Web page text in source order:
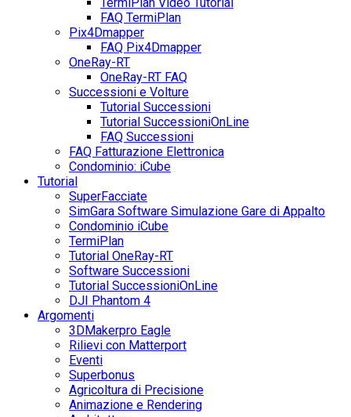
FAQ TermiPlan
Pix4Dmapper
FAQ Pix4Dmapper
OneRay-RT
OneRay-RT FAQ
Successioni e Volture
Tutorial Successioni
Tutorial SuccessioniOnLine
FAQ Successioni
FAQ Fatturazione Elettronica
Condominio: iCube
Tutorial
SuperFacciate
SimGara Software Simulazione Gare di Appalto
Condominio iCube
TermiPlan
Tutorial OneRay-RT
Software Successioni
Tutorial SuccessioniOnLine
DJI Phantom 4
Argomenti
3DMakerpro Eagle
Rilievi con Matterport
Eventi
Superbonus
Agricoltura di Precisione
Animazione e Rendering